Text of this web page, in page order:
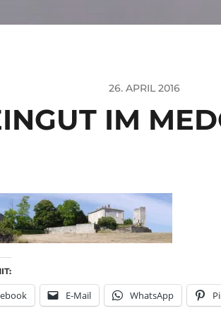
26. APRIL 2016
IM
E-Mail WhatsApp